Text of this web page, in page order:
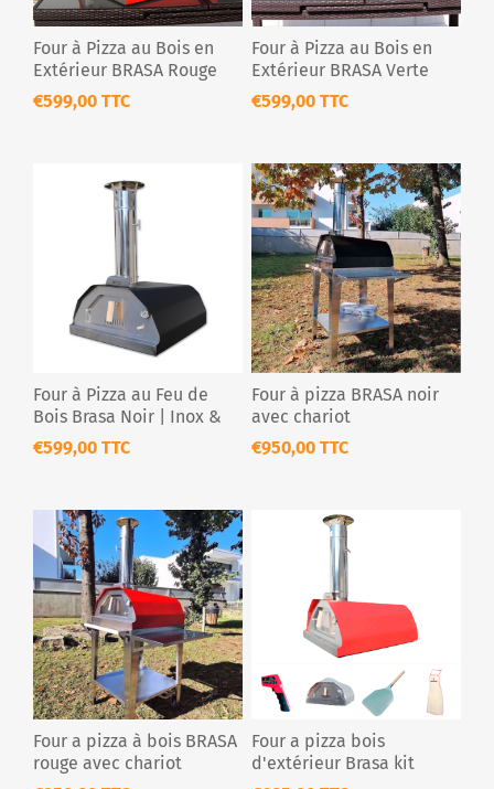
Four à Pizza au Bois en
Extérieur BRASA Rouge
€599,00 TTC
Four à Pizza au Bois en
Extérieur BRASA Verte
€599,00 TTC
Four à Pizza au Feu de
Bois Brasa Noir | Inox &
Portable
€599,00 TTC
Four à pizza BRASA noir
avec chariot
€950,00 TTC
Four a pizza à bois BRASA
rouge avec chariot
Four a pizza bois
d'extérieur Brasa kit